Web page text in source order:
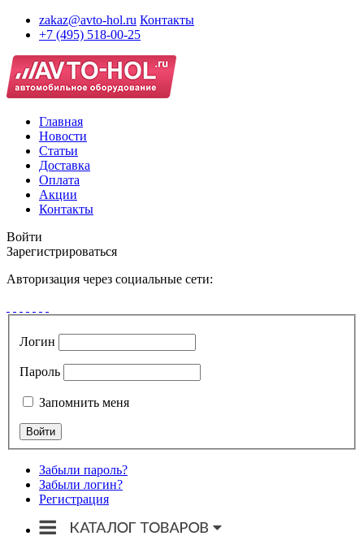
zakaz@avto-hol.ru Контакты
+7 (495) 518-00-25
Главная
Новости
Статьи
Доставка
Оплата
Акции
Контакты
Войти
Зарегистрироваться
Авторизация через социальные сети:
Логин
Пароль
Запомнить меня
Забыли пароль?
Забыли логин?
Регистрация